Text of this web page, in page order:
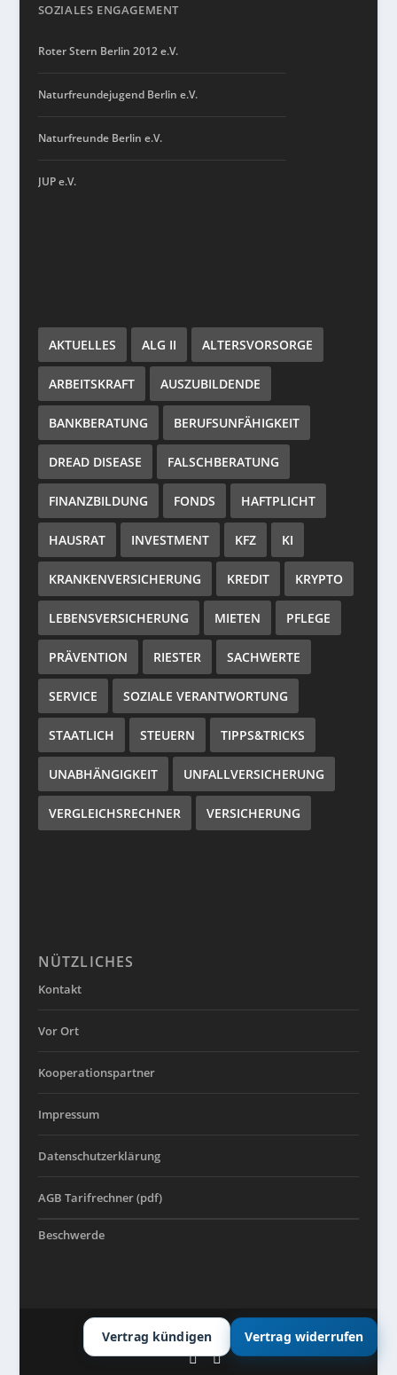
SOZIALES ENGAGEMENT
Roter Stern Berlin 2012 e.V.
Naturfreundejugend Berlin e.V.
Naturfreunde Berlin e.V.
JUP e.V.
AKTUELLES ALG II ALTERSVORSORGE
ARBEITSKRAFT AUSZUBILDENDE
BANKBERATUNG BERUFSUNFÄHIGKEIT
DREAD DISEASE FALSCHBERATUNG
FINANZBILDUNG FONDS HAFTPLICHT
HAUSRAT INVESTMENT KFZ KI
KRANKENVERSICHERUNG KREDIT KRYPTO
LEBENSVERSICHERUNG MIETEN PFLEGE
PRÄVENTION RIESTER SACHWERTE
SERVICE SOZIALE VERANTWORTUNG
STAATLICH STEUERN TIPPS&TRICKS
UNABHÄNGIGKEIT UNFALLVERSICHERUNG
VERGLEICHSRECHNER VERSICHERUNG
NÜTZLICHES
Kontakt
Vor Ort
Kooperationspartner
Impressum
Datenschutzerklärung
AGB Tarifrechner (pdf)
Beschwerde
© TORENZ – Soziale Finanzberatung
Vertrag kündigen Vertrag widerrufen